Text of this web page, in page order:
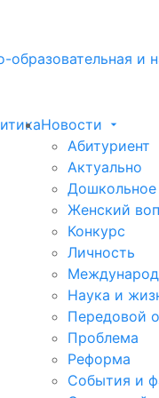
и
Новости
Абитуриент
Актуально
Дошкольное
Женский
Конкурс
Личность
Наука и
Передовой
Проблема
Реформа
События и